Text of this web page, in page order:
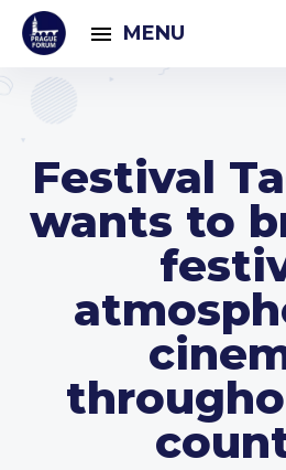
MENU
Festival
wants to